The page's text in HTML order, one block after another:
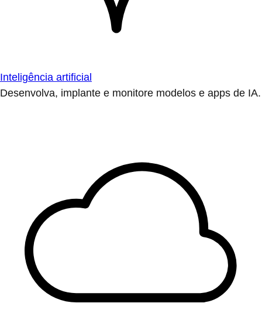
Inteligência artificial
Desenvolva, implante e monitore modelos e apps de IA.